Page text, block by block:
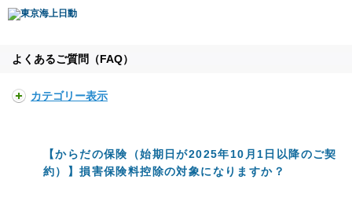
よくあるご質問（FAQ）
カテゴリー表示
【からだの保険（始期日が2025年10月1日以降のご契
約）】損害保険料控除の対象になりますか？